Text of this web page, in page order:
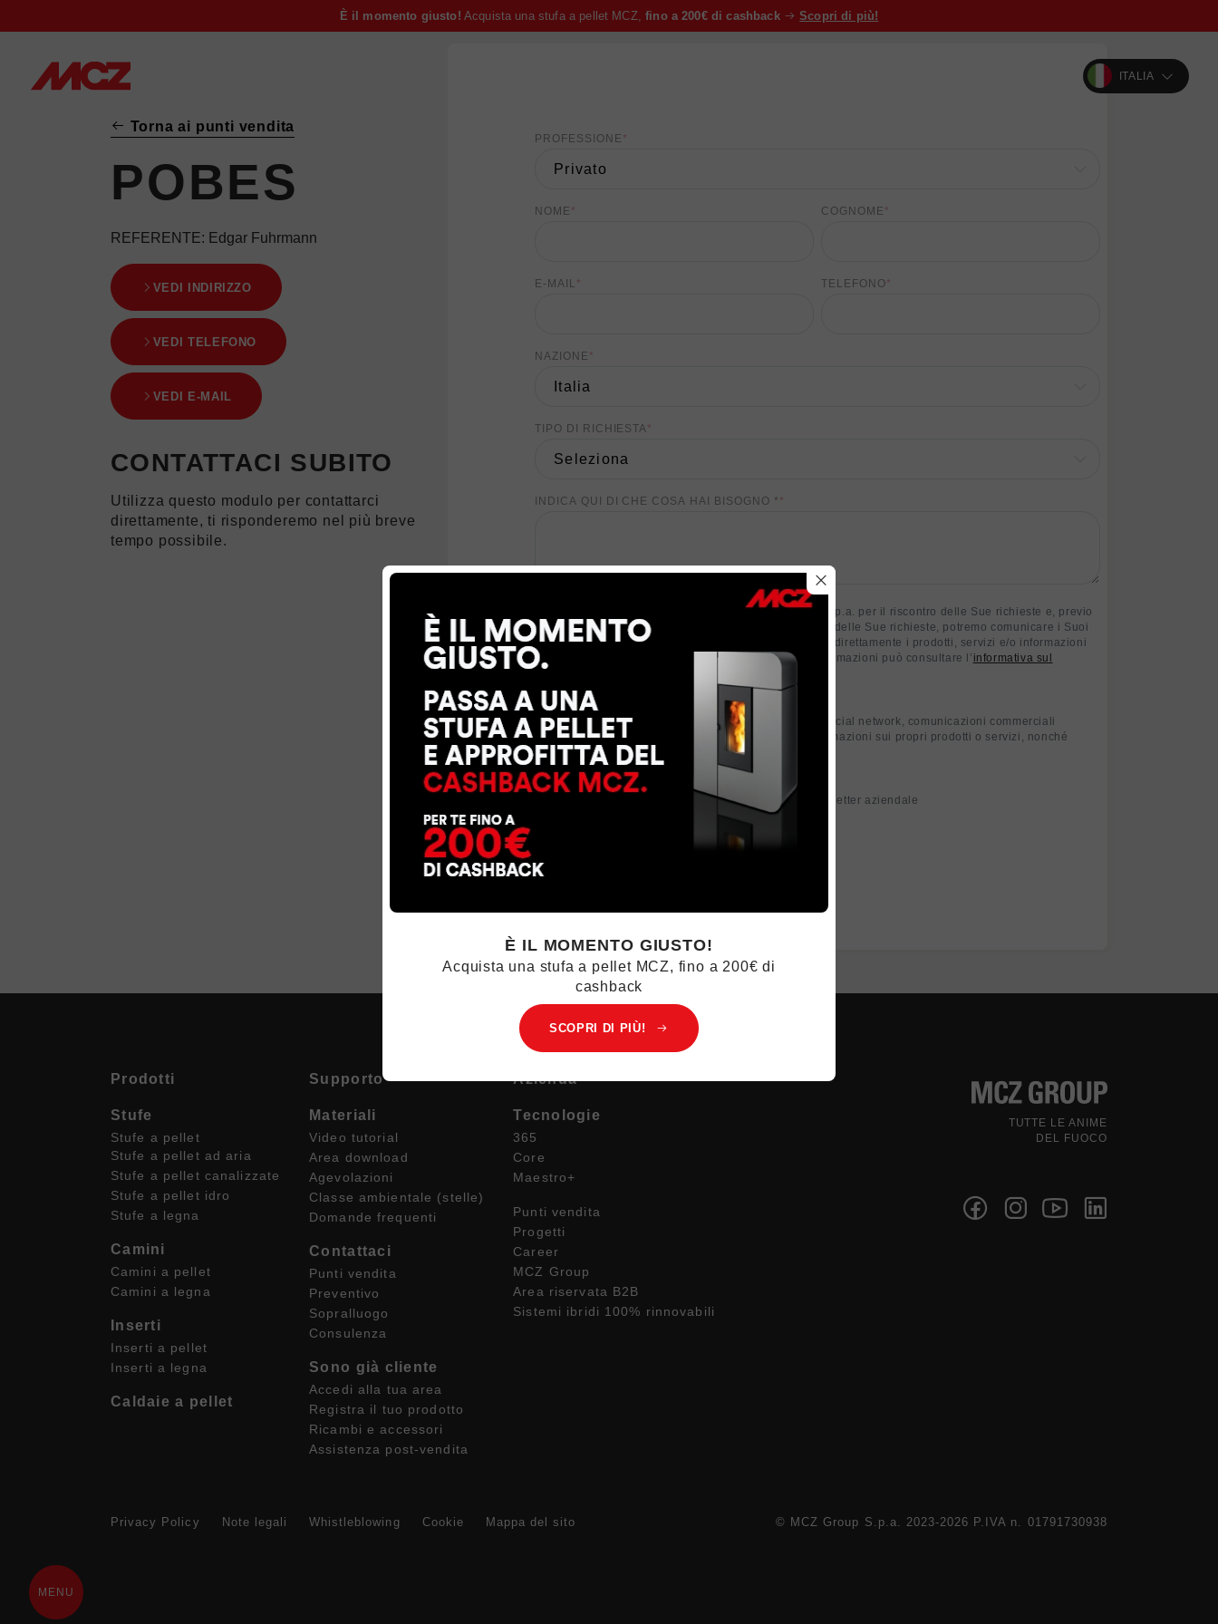
È il momento giusto! Acquista una stufa a pellet MCZ, fino a 200€ di cashback Scopri di più!
ITALIA
Torna ai punti vendita
POBES
REFERENTE: Edgar Fuhrmann
VEDI INDIRIZZO
VEDI TELEFONO
VEDI E-MAIL
CONTATTACI SUBITO
Utilizza questo modulo per contattarci
direttamente, ti risponderemo nel più breve
tempo possibile.
PROFESSIONE *
NOME * COGNOME *
E-MAIL * TELEFONO *
NAZIONE *
TIPO DI RICHIESTA *
INDICA QUI DI CHE COSA HAI BISOGNO * *
I Suoi dati personali saranno trattati da MCZ GROUP S.p.a. per il riscontro delle Sue richieste e, previo
suo consenso, per finalità di marketing. Per il riscontro delle Sue richieste, potremo comunicare i Suoi
dati personali ai nostri partner locali che Le forniranno direttamente i prodotti, servizi e/o informazioni
richiesti. Per esercitare i Suoi diritti o per maggiori informazioni può consultare l’ informativa sul
CONSENTO
a MCZ GROUP S.p.a. di inviarmi tramite e-mail, sms, social network, comunicazioni commerciali
contenenti sondaggi di opinione e di gradimento, informazioni sui propri prodotti o servizi, nonché
promozioni o inviti ad eventi
CONSENTO
NON CONSENTO
a MCZ GROUP S.p.a. di inviarmi tramite e-mail la newsletter aziendale
Prodotti
Stufe
Stufe a pellet
Stufe a pellet ad aria
Stufe a pellet canalizzate
Stufe a pellet idro
Stufe a legna
Camini
Camini a pellet
Camini a legna
Inserti
Inserti a pellet
Inserti a legna
Caldaie a pellet
Supporto
Materiali
Video tutorial
Area download
Agevolazioni
Classe ambientale (stelle)
Domande frequenti
Contattaci
Punti vendita
Preventivo
Sopralluogo
Consulenza
Sono già cliente
Accedi alla tua area
Registra il tuo prodotto
Ricambi e accessori
Assistenza post-vendita
Azienda
Tecnologie
365
Core
Maestro+
Punti vendita
Progetti
Career
MCZ Group
Area riservata B2B
Sistemi ibridi 100% rinnovabili
TUTTE LE ANIME
DEL FUOCO
Privacy Policy Note legali Whistleblowing Cookie Mappa del sito © MCZ Group S.p.a. 2023-2026 P.IVA n. 01791730938
MENU
È IL MOMENTO GIUSTO!
Acquista una stufa a pellet MCZ, fino a 200€ di
cashback
SCOPRI DI PIÙ!